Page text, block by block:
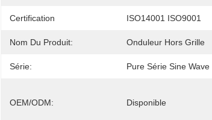
Certification ISO14001 ISO9001
Nom Du Produit: Onduleur Hors Grille
Série: Pure Série Sine Wave
OEM/ODM: Disponible